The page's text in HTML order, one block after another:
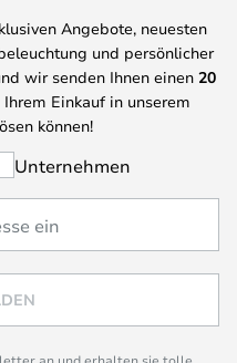
Angebote, neuesten
und persönlicher
wir senden Ihnen einen 20
Einkauf in unserem
können!
Unternehmen